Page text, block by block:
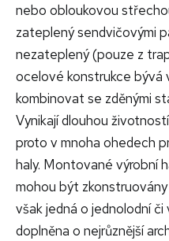
nebo obloukovou
zateplený sendvičovými
nezateplený (pouze z
ocelové konstrukce bývá
kombinovat se zděnými
Vynikají dlouhou
proto v mnoha ohedech
haly. Montované výrobní
mohou být
však jedná o jednolodní
doplněna o nejrůznější